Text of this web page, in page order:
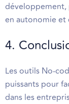
en autonomie et
4.
Les outils No-
puissants pour
dans les